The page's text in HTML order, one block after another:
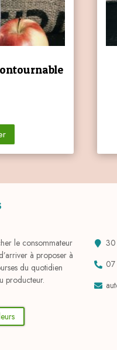
le consommateur
à proposer à
du quotidien
producteur.
30